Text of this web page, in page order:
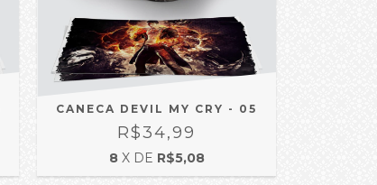
CANECA DEVIL MY CRY - 05
R$34,99
8 X DE R$5,08